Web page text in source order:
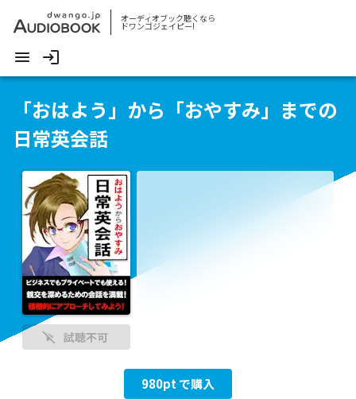
オーディオブック聴くなら
ドワンゴジェイピー!
「おはよう」から「おやすみ」までの
日常英会話
試聴不可
980pt で購入